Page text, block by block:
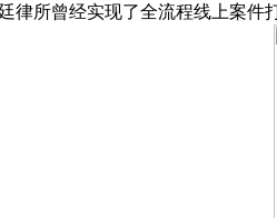
所曾经实现了全流程线上案